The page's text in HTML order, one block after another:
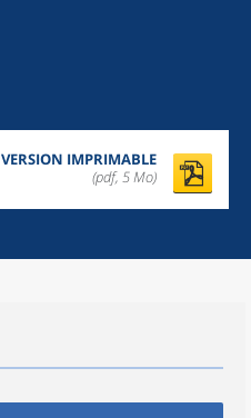
VERSION IMPRIMABLE
(pdf, 5 Mo)